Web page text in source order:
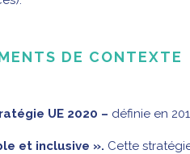
DE CONTEXTE
UE 2020 – définie en
et inclusive ». Cette